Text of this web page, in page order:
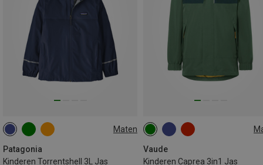
Maten
Patagonia
Kinderen Torrentshell 3L Jas
118 130
156
169
Vaude
Kinderen Caprea 3in1 Jas
98 104
122|128